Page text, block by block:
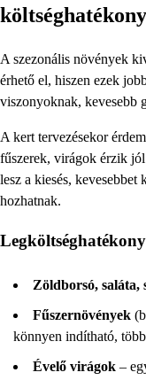
A szezonális növények
érhető el, hiszen ezek
viszonyoknak, kevesebb
A kert tervezésekor
fűszerek, virágok érzik
lesz a kiesés, kevesebbet
hozhatnak.
Zöldborsó, saláta,
Fűszernövények
könnyen indítható,
Évelő virágok –